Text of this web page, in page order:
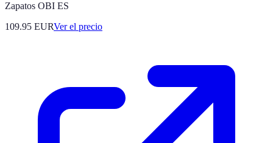
Zapatos OBI ES
109.95 EURVer el precio